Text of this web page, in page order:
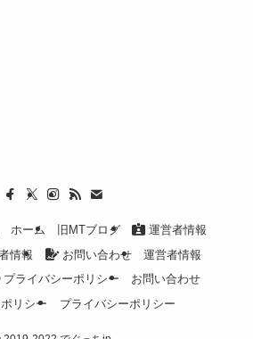
ホーム 旧MTブログ
運営者情報
情報 お問い合わせ
運営者情報
プライバシーポリシー
お問い合わせ
リシー
プライバシーポリシー